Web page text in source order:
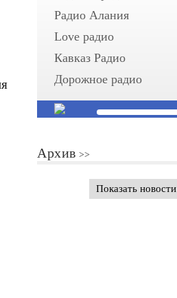
Радио Алания
Love радио
Кавказ Радио
Дорожное радио
Архив
Показать новости